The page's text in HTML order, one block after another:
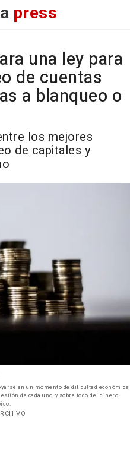
press
una ley para
de cuentas
a blanqueo o
los mejores
de capitales y
en un momento de dificultad económica,
de cada uno, y sobre todo del dinero